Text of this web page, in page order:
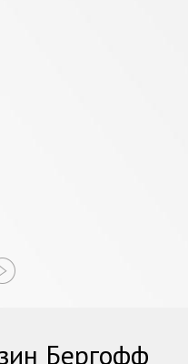
Бергофф